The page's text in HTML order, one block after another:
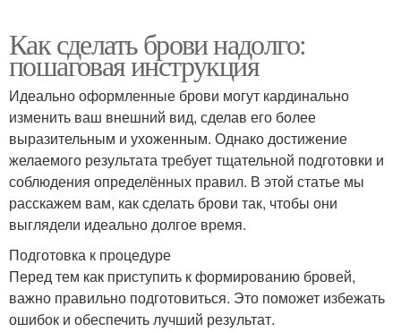
Как сделать брови надолго:
пошаговая инструкция
Идеально оформленные брови могут кардинально
изменить ваш внешний вид, сделав его более
выразительным и ухоженным. Однако достижение
желаемого результата требует тщательной подготовки и
соблюдения определённых правил. В этой статье мы
расскажем вам, как сделать брови так, чтобы они
выглядели идеально долгое время.
Подготовка к процедуре
Перед тем как приступить к формированию бровей,
важно правильно подготовиться. Это поможет избежать
ошибок и обеспечить лучший результат.